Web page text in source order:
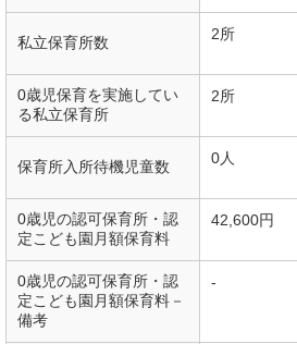
私立保育所数 2所
0歳児保育を実施してい
る私立保育所
2所
保育所入所待機児童数 0人
0歳児の認可保育所・認
定こども園月額保育料
42,600円
0歳児の認可保育所・認
定こども園月額保育料－
備考
-